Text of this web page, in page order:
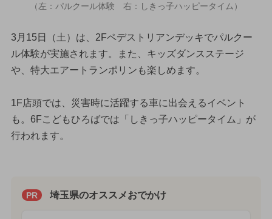
（左：パルクール体験 右：しきっ子ハッピータイム）
3月15日（土）は、2Fペデストリアンデッキでパルクー
ル体験が実施されます。また、キッズダンスステージ
や、特大エアートランポリンも楽しめます。
1F店頭では、災害時に活躍する車に出会えるイベント
も。6Fこどもひろばでは「しきっ子ハッピータイム」が
行われます。
PR 埼玉県のオススメおでかけ